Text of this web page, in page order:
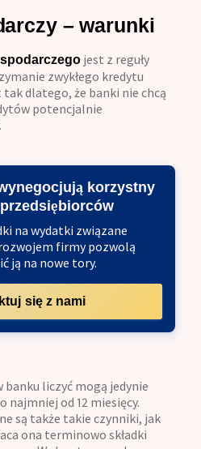
– warunki
jest z reguły
zwykłego kredytu
dlatego, że banki nie chcą
potencjalnie
korzystny
na wydatki związane
firmy pozwolą
ją na nowe tory.
się z nami
liczyć mogą jedynie
najmniej od 12 miesięcy.
są także takie czynniki, jak
ona terminowo składki